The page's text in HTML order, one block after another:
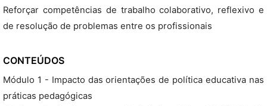
Reforçar competências de trabalho colaborativo, reflexivo e
de resolução de problemas entre os profissionais
CONTEÚDOS
Módulo 1 - Impacto das orientações de política educativa nas
práticas pedagógicas